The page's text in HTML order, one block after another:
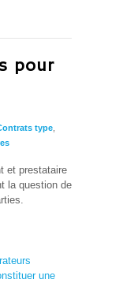
pour
type
et prestataire
la question de
une